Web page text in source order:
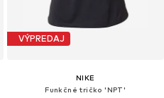
VÝPREDAJ
NIKE
Funkčné tričko 'NPT'